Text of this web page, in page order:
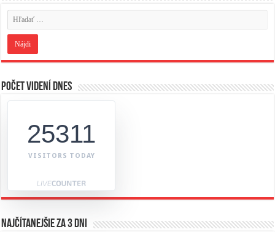
Počet videní dnes
25311
VISITORS TODAY
Najčítanejšie za 3 dni